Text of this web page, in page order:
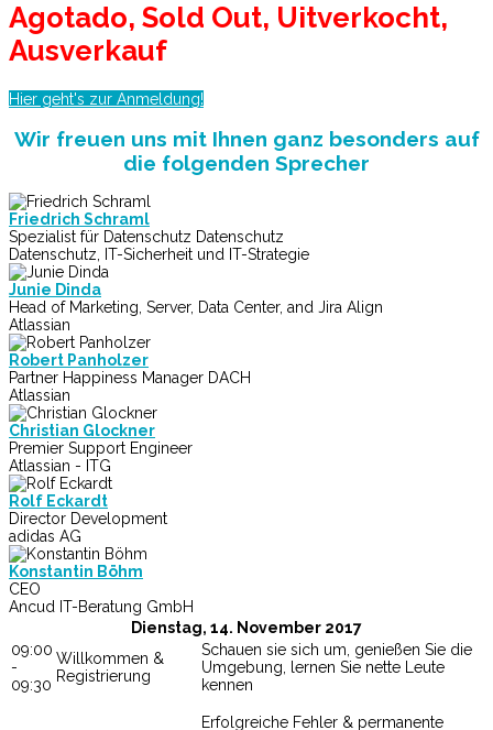
Agotado, Sold Out, Uitverkocht,
Ausverkauf
Hier geht's zur Anmeldung!
Wir freuen uns mit Ihnen ganz besonders auf
die folgenden Sprecher
Friedrich Schraml
Spezialist für Datenschutz Datenschutz
Datenschutz, IT-Sicherheit und IT-Strategie
Junie Dinda
Head of Marketing, Server, Data Center, and Jira Align
Atlassian
Robert Panholzer
Partner Happiness Manager DACH
Atlassian
Christian Glockner
Premier Support Engineer
Atlassian - ITG
Rolf Eckardt
Director Development
adidas AG
Konstantin Böhm
CEO
Ancud IT-Beratung GmbH
Dienstag, 14. November 2017
09:00
-
09:30
Willkommen &
Registrierung
Schauen sie sich um, genießen Sie die
Umgebung, lernen Sie nette Leute
kennen
Erfolgreiche Fehler & permanente